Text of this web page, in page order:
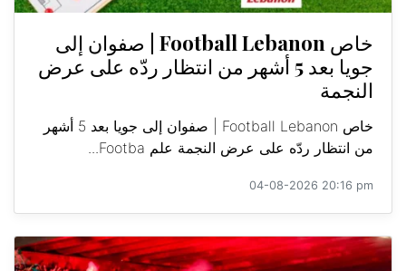
خاص Football Lebanon | صفوان إلى
جويا بعد 5 أشهر من انتظار ردّه على عرض
النجمة
خاص Football Lebanon | صفوان إلى جويا بعد 5 أشهر
من انتظار ردّه على عرض النجمة علم Footba...
04-08-2026 20:16 pm